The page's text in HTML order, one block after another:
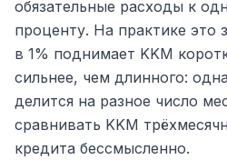
обязательные расходы к
проценту. На практике это
в 1% поднимает KKM
сильнее, чем длинного:
делится на разное число
сравнивать KKM
кредита бессмысленно.